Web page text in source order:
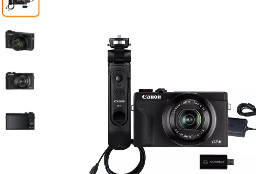
. canon sx740 hs
6. lavaliera
sony fx
card memorie
dji mic mini
10 dji osmo